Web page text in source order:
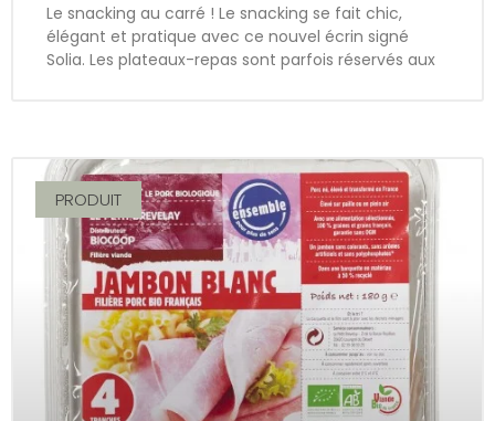
Le snacking au carré ! Le snacking se fait chic,
élégant et pratique avec ce nouvel écrin signé
Solia. Les plateaux-repas sont parfois réservés aux
PRODUIT